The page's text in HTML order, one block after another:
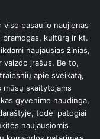
pasaulio naujienas
kultūrą ir kt.
naujausias žinias,
įrašus. Be to,
apie sveikatą,
skaitytojams
gyvenime naudinga,
todėl patogiai
naujausiomis